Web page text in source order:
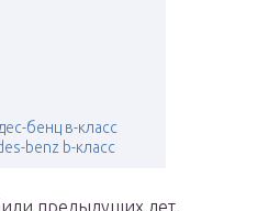
бенц в-класс
benz b-класс
предыдущих лет,